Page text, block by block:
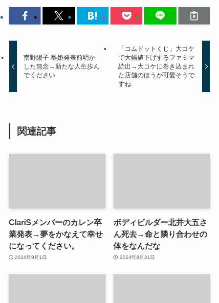
南野陽子 離婚発表前明か
した無念→新たな人生歩ん
でください
「コムドットくじ」大コケ
で大幅値下げするファミマ
続出→大コケに巻き込まれ
た店舗のほうが可愛そうで
すね
関連記事
ClariSメンバーのカレン卒
業発表→夢をかなえて幸せ
になってください。
2024年9月1日
ボディビルダー北井大五さ
ん死去→命と隣り合わせの
体をなんだな
2024年8月21日